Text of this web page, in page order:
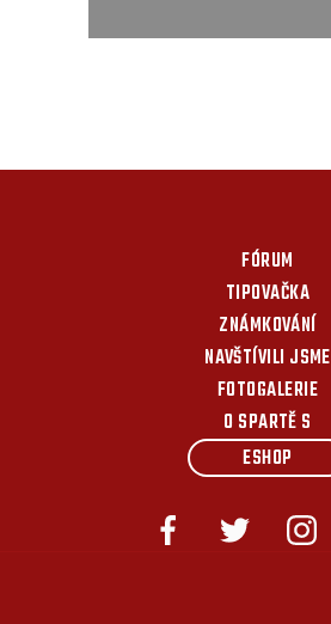
FÓRUM
TIPOVAČKA
ZNÁMKOVÁNÍ
NAVŠTÍVILI JSME
FOTOGALERIE
O SPARTĚ S
ESHOP